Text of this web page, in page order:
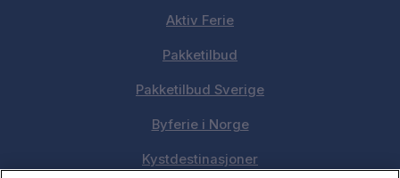
Aktiv Ferie
Pakketilbud
Pakketilbud Sverige
Byferie i Norge
Kystdestinasjoner